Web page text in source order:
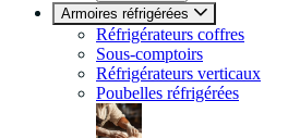
Armoires réfrigérées
Réfrigérateurs coffres
Sous-comptoirs
Réfrigérateurs verticaux
Poubelles réfrigérées